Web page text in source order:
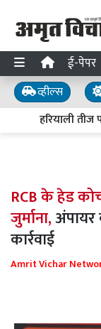
ई-पेपर
व्हील्स
हरियाली
RCB के हेड
जुर्माना,
कार्रवाई
Amrit Vichar